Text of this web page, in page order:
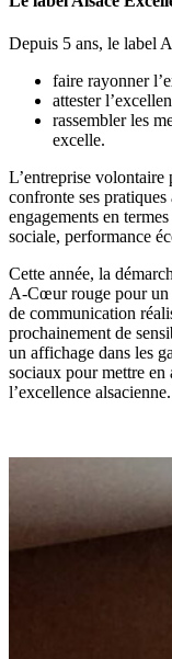
Depuis 5 ans, le label
faire rayonner
attester
rassembler les
excelle.
L’entreprise volontaire
confronte ses
engagements en
sociale, performance
Cette année, la
A-Cœur rouge pour
de communication
prochainement de
un affichage dans les
sociaux pour mettre en
l’excellence alsacienne.